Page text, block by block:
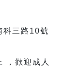
三路10號
， 歡迎成人